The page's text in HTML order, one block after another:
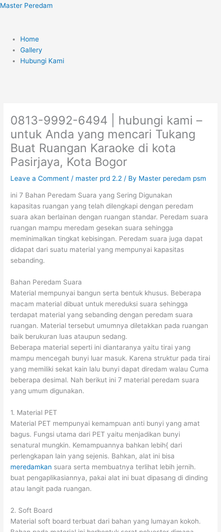
Skip
Master Peredam
Menu
Home
Gallery
Hubungi Kami
0813-9992-6494 | hubungi kami –
untuk Anda yang mencari Tukang
Buat Ruangan Karaoke di kota
Pasirjaya, Kota Bogor
Leave a Comment / master prd 2.2 / By Master peredam psm
ini 7 Bahan Peredam Suara yang Sering Digunakan
kapasitas ruangan yang telah dilengkapi dengan peredam
suara akan berlainan dengan ruangan standar. Peredam suara
ruangan mampu meredam gesekan suara sehingga
meminimalkan tingkat kebisingan. Peredam suara juga dapat
didapat dari suatu material yang mempunyai kapasitas
sebanding.
Bahan Peredam Suara
Material mempunyai bangun serta bentuk khusus. Beberapa
macam material dibuat untuk mereduksi suara sehingga
terdapat material yang sebanding dengan peredam suara
ruangan. Material tersebut umumnya diletakkan pada ruangan
baik berukuran luas ataupun sedang.
Beberapa material seperti ini diantaranya yaitu tirai yang
mampu mencegah bunyi luar masuk. Karena struktur pada tirai
yang memiliki sekat kain lalu bunyi dapat diredam walau Cuma
beberapa desimal. Nah berikut ini 7 material peredam suara
yang umum digunakan.
1. Material PET
Material PET mempunyai kemampuan anti bunyi yang amat
bagus. Fungsi utama dari PET yaitu menjadikan bunyi
senatural mungkin. Kemampuannya bahkan lebih{ dari
perlengkapan lain yang sejenis. Bahkan, alat ini bisa
meredamkan suara serta membuatnya terlihat lebih jernih.
buat pengaplikasiannya, pakai alat ini buat dipasang di dinding
atau langit pada ruangan.
2. Soft Board
Material soft board terbuat dari bahan yang lumayan kokoh.